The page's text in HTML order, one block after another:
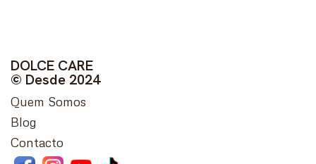
DOLCE CARE
© Desde 2024
Quem Somos
Blog
Contacto